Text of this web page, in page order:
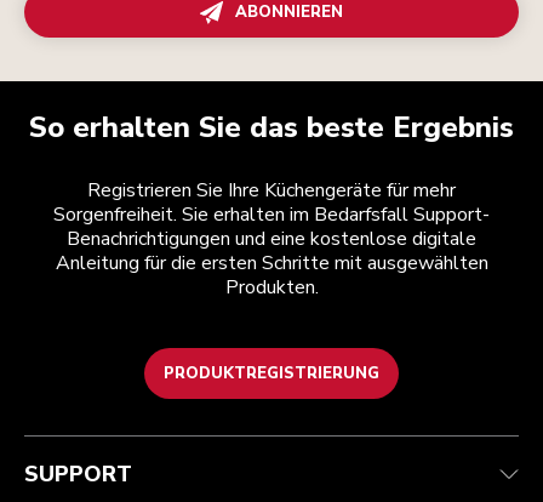
ABONNIEREN
So erhalten Sie das beste Ergebnis
Registrieren Sie Ihre Küchengeräte für mehr
Sorgenfreiheit. Sie erhalten im Bedarfsfall Support-
Benachrichtigungen und eine kostenlose digitale
Anleitung für die ersten Schritte mit ausgewählten
Produkten.
PRODUKTREGISTRIERUNG
Kundenservice
Garantie und Dokumente
Kontaktieren Sie uns.
Teilnahmebedingungen
Rückgaben und Erstattungen
Impressum
Die Marke
Händlersuche
SUPPORT